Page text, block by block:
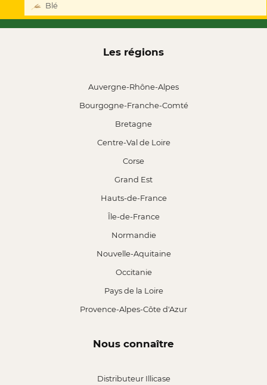
Blé
Les régions
Auvergne-Rhône-Alpes
Bourgogne-Franche-Comté
Bretagne
Centre-Val de Loire
Corse
Grand Est
Hauts-de-France
Île-de-France
Normandie
Nouvelle-Aquitaine
Occitanie
Pays de la Loire
Provence-Alpes-Côte d'Azur
Nous connaître
Distributeur Illicase